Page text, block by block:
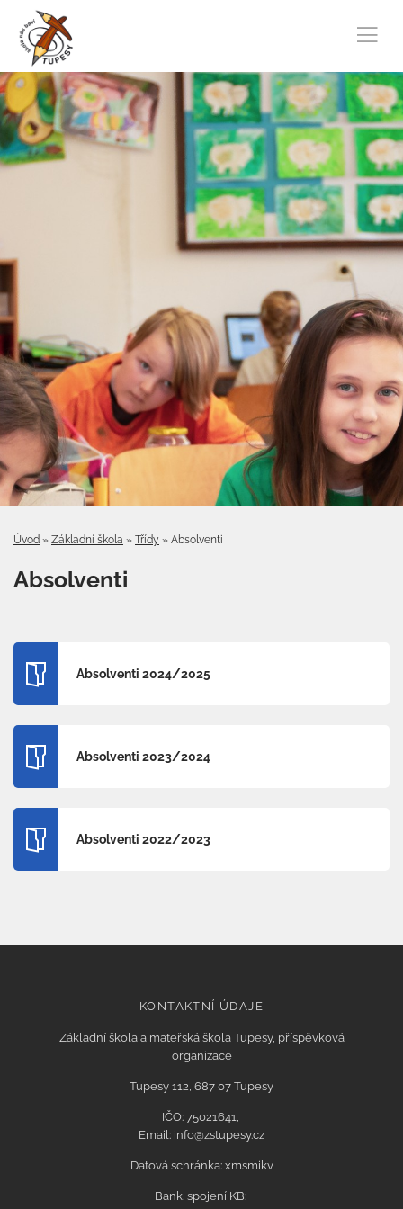
Úvod » Základní škola » Třídy » Absolventi
Absolventi
Absolventi 2024/2025
Absolventi 2023/2024
Absolventi 2022/2023
KONTAKTNÍ ÚDAJE
Základní škola a mateřská škola Tupesy, příspěvková
organizace
Tupesy 112, 687 07 Tupesy
IČO: 75021641,
Email: info@zstupesy.cz
Datová schránka: xmsmikv
Bank. spojení KB: